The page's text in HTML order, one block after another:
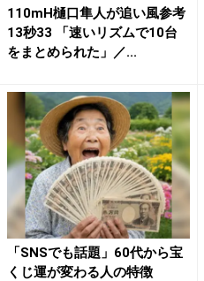
110mH樋口隼人が追い風参考
13秒33 「速いリズムで10台
をまとめられた」／...
「SNSでも話題」60代から宝
くじ運が変わる人の特徴